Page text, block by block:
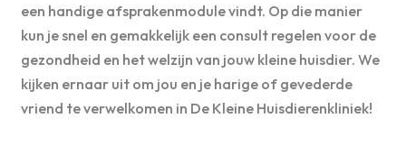
een handige afsprakenmodule vindt. Op die manier
kun je snel en gemakkelijk een consult regelen voor de
gezondheid en het welzijn van jouw kleine huisdier. We
kijken ernaar uit om jou en je harige of gevederde
vriend te verwelkomen in De Kleine Huisdierenkliniek!